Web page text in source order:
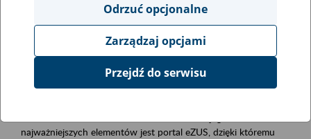
obsługa klientów
Event description
Platforma Usług Elektronicznych ZUS eZUS
najważniejszych elementów jest portal eZUS, dzięki któremu
Odrzuć opcjonalne
Zarządzaj opcjami
Przejdź do serwisu